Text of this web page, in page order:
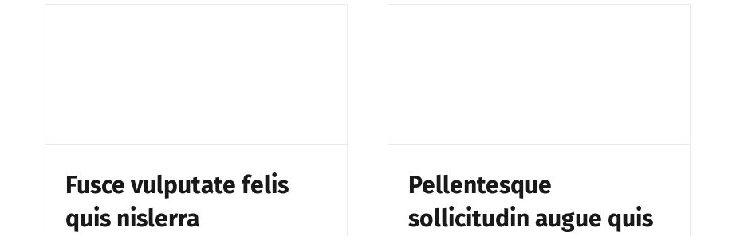
Fusce vulputate felis
quis nislerra
Pellentesque
sollicitudin augue quis